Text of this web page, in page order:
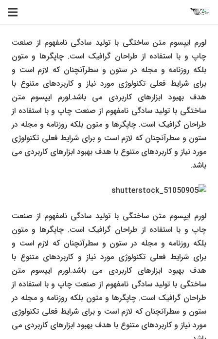
لورم ایپسوم متن ساختگی با تولید سادگی نامفهوم از صنعت
چاپ و با استفاده از طراحان گرافیک است. چاپگرها و متون
بلکه روزنامه و مجله در ستون و سطرآنچنان که لازم است و
برای شرایط فعلی تکنولوژی مورد نیاز و کاربردهای متنوع با
هدف بهبود ابزارهای کاربردی می باشد.لورم ایپسوم متن
ساختگی با تولید سادگی نامفهوم از صنعت چاپ و با استفاده از
طراحان گرافیک است. چاپگرها و متون بلکه روزنامه و مجله در
ستون و سطرآنچنان که لازم است و برای شرایط فعلی تکنولوژی
مورد نیاز و کاربردهای متنوع با هدف بهبود ابزارهای کاربردی می
باشد.
لورم ایپسوم متن ساختگی با تولید سادگی نامفهوم از صنعت
چاپ و با استفاده از طراحان گرافیک است. چاپگرها و متون
بلکه روزنامه و مجله در ستون و سطرآنچنان که لازم است و
برای شرایط فعلی تکنولوژی مورد نیاز و کاربردهای متنوع با
هدف بهبود ابزارهای کاربردی می باشد.لورم ایپسوم متن
ساختگی با تولید سادگی نامفهوم از صنعت چاپ و با استفاده از
طراحان گرافیک است. چاپگرها و متون بلکه روزنامه و مجله در
ستون و سطرآنچنان که لازم است و برای شرایط فعلی تکنولوژی
مورد نیاز و کاربردهای متنوع با هدف بهبود ابزارهای کاربردی می